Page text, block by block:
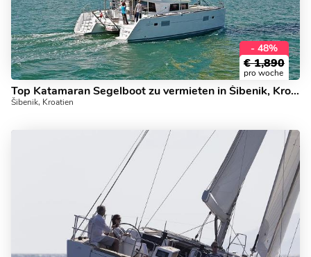
- 48%
€ 1,890
pro woche
Top Katamaran Segelboot zu vermieten in Šibenik, Kroatien.
Šibenik, Kroatien